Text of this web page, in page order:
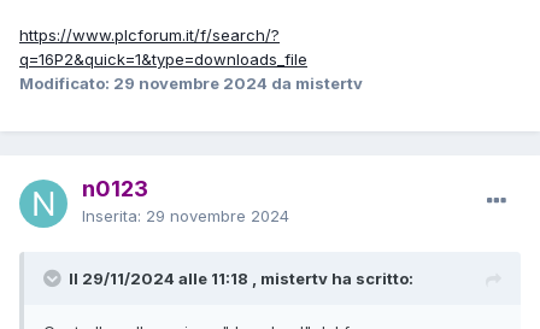
https://www.plcforum.it/f/search/?
q=16P2&quick=1&type=downloads_file
Modificato: 29 novembre 2024 da mistertv
n0123
Inserita: 29 novembre 2024
Il 29/11/2024 alle 11:18 , mistertv ha scritto: